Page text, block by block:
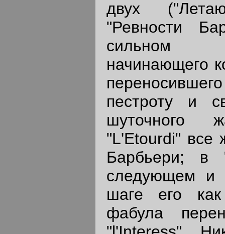
двух
"Ревности
сильном
начинающего
пестроту и
шуточного
"L'Etourdi" все
Барбьери; в
следующем и
шаге его как
фабула